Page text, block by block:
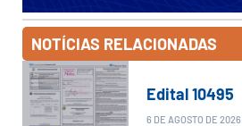
NOTÍCIAS RELACIONADAS
Edital 10495
6 DE AGOSTO DE 2026